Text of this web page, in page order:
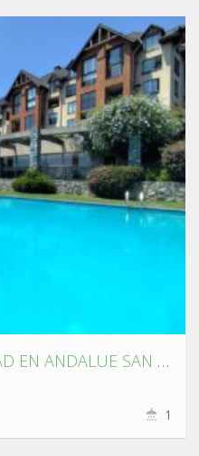
SE ARRIENDA PROPIEDAD EN ANDALUE SAN PEDRO DE LA PAZ
1